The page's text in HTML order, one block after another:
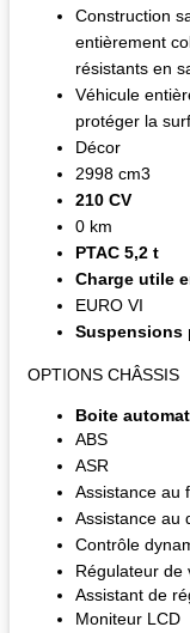
Construction
entièrement
résistants en
Véhicule
protéger la
Décor
2998 cm3
210 CV
0 km
PTAC 5,2 t
Charge utile
EURO VI
Suspensions
OPTIONS CHÂSSIS
Boite
ABS
ASR
Assistance au
Assistance au
Contrôle
Régulateur de
Assistant de
Moniteur LCD